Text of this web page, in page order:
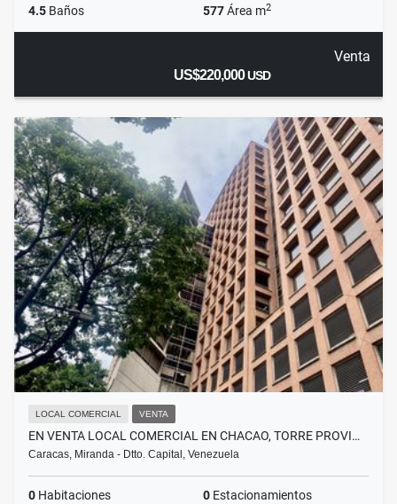
4.5 Baños 577Área m2
Venta
US$220,000USD
LOCAL COMERCIAL VENTA
EN VENTA LOCAL COMERCIAL EN CHACAO, TORRE PROVI…
Caracas, Miranda - Dtto. Capital, Venezuela
0 Habitaciones 0 Estacionamientos